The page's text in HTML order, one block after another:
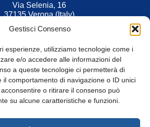
Gestisci Consenso
esperienze, utilizziamo tecnologie come i
e/o accedere alle informazioni del
a queste tecnologie ci permetterà di
il comportamento di navigazione o ID unici
o ritirare il consenso può
su alcune caratteristiche e funzioni.
Via Selenia, 16
37135 Verona (Italy)
Fax 045 9211599
© Tutti i diritti riservati